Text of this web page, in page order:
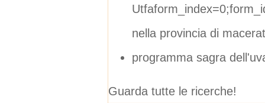
nella provincia di
programma sagra
Guarda tutte le ricerche!